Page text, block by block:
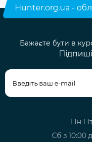
Hunter.org.ua -
Бажаєте бути в
Пн-
Сб з 10:00